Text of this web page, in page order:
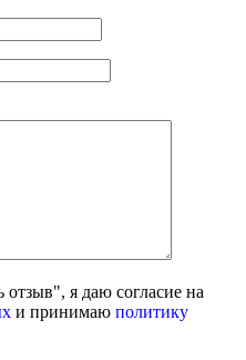
я даю согласие на
и принимаю политику